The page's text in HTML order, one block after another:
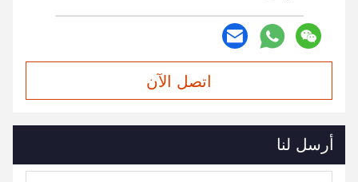
اتصل الآن
أرسل لنا